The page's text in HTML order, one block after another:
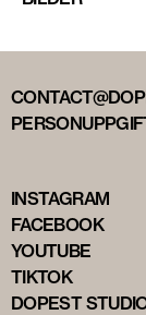
INSTAGRAM
FACEBOOK
YOUTUBE
TIKTOK
DOPEST